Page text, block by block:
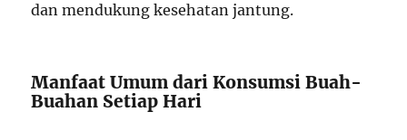
dan mendukung kesehatan jantung.
Manfaat Umum dari Konsumsi Buah-
Buahan Setiap Hari